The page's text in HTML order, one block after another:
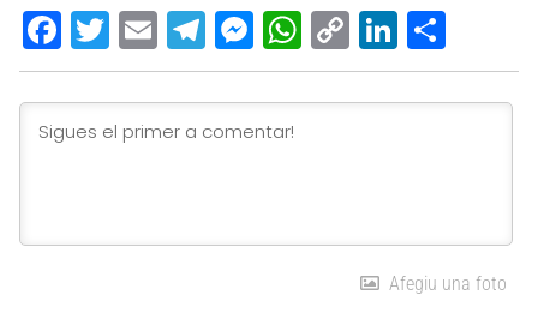
Facebook
Twitter
EmailTelegram
Messenger
WhatsApp
Copy
Link
Afegiu una foto